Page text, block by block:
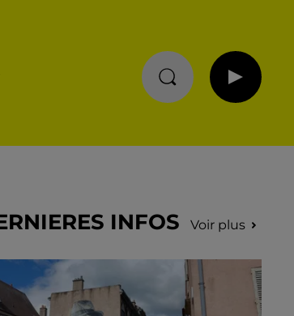
INFOS Voir plus